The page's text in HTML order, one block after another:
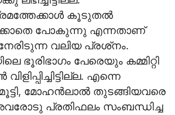
കൂടുതല്‍
പോകുന്നു എന്നതാണ്
വലിയ പ്രശ്‌നം.
ഭൂരിഭാഗം പേരെയും കമ്മിറ്റി
എന്നെ
മമ്മൂട്ടി, മോഹന്‍ലാല്‍ തുടങ്ങിയവരെ
അവരോടു പ്രതിഫലം സംബന്ധിച്ച